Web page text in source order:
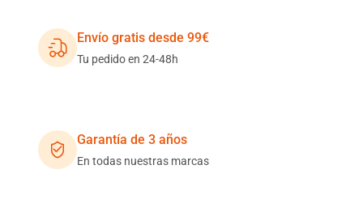
Envío gratis desde 99€
Tu pedido en 24-48h
Garantía de 3 años
En todas nuestras marcas